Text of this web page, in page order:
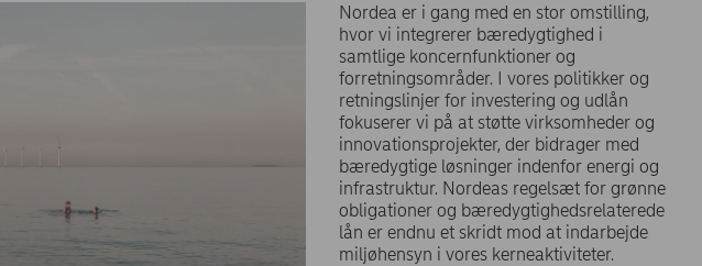
Nordea er i gang med en stor omstilling,
hvor vi integrerer bæredygtighed i
samtlige koncernfunktioner og
forretningsområder. I vores politikker og
retningslinjer for investering og udlån
fokuserer vi på at støtte virksomheder og
innovationsprojekter, der bidrager med
bæredygtige løsninger indenfor energi og
infrastruktur. Nordeas regelsæt for grønne
obligationer og bæredygtighedsrelaterede
lån er endnu et skridt mod at indarbejde
miljøhensyn i vores kerneaktiviteter.